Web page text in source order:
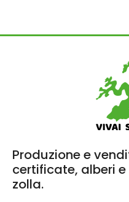
Produzione e
certificate, alberi
zolla.